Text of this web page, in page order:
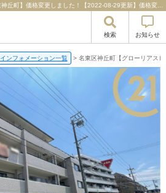
検索 お知らせ
インフォメーション一覧 > 名東区神丘町【グローリアス